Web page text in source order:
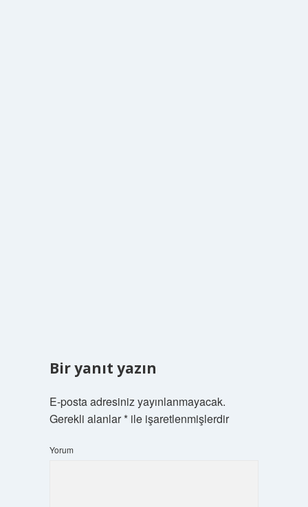
Bir yanıt yazın
E-posta adresiniz yayınlanmayacak.
Gerekli alanlar*ile işaretlenmişlerdir
Yorum